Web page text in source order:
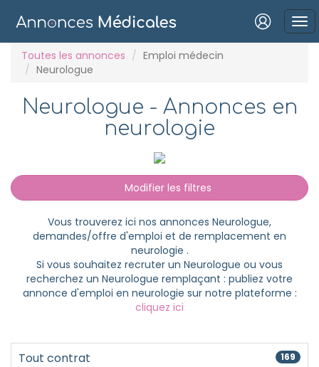
Connexion
Mot de passe oublié ?
Se connecter avec Google
Se connecter avec Facebook
Se connecter avec LinkedIn
Inscrivez-vous en un clic !
Toutes les annonces
Emploi médecin
Neurologue
Neurologue - Annonces en
neurologie
Modifier les filtres
Vous trouverez ici nos annonces Neurologue,
demandes/offre d'emploi et de remplacement en
neurologie .
Si vous souhaitez recruter un Neurologue ou vous
recherchez un Neurologue remplaçant : publiez votre
annonce d'emploi en neurologie sur notre plateforme :
cliquez ici
Tout contrat 169